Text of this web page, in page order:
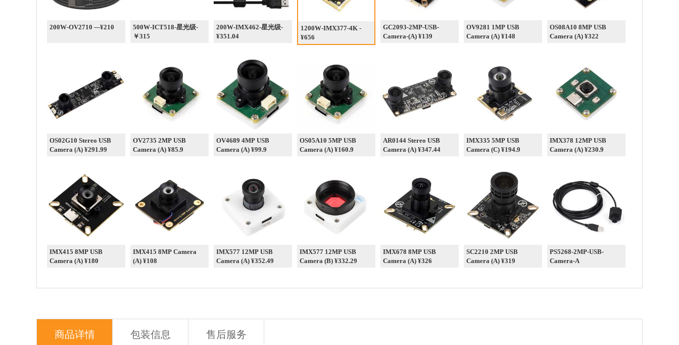
200W-OV2710 ---¥210
500W-ICT518-星光级-
￥315
200W-IMX462-星光级-
¥351.04
1200W-IMX377-4K -
¥656
GC2093-2MP-USB-
Camera-(A) ¥139
OV9281 1MP USB
Camera (A) ¥148
OS08A10 8MP USB
Camera (A) ¥322
OS02G10 Stereo USB
Camera (A) ¥291.99
OV2735 2MP USB
Camera (A) ¥85.9
OV4689 4MP USB
Camera (A) ¥99.9
OS05A10 5MP USB
Camera (A) ¥160.9
AR0144 Stereo USB
Camera (A) ¥347.44
IMX335 5MP USB
Camera (C) ¥194.9
IMX378 12MP USB
Camera (A) ¥230.9
IMX415 8MP USB
Camera (A) ¥180
IMX415 8MP Camera
(A) ¥108
IMX577 12MP USB
Camera (A) ¥352.49
IMX577 12MP USB
Camera (B) ¥332.29
IMX678 8MP USB
Camera (A) ¥326
SC2210 2MP USB
Camera (A) ¥319
PS5268-2MP-USB-
Camera-A
商品详情 包装信息 售后服务